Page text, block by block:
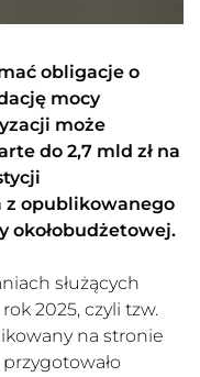
obligacje o
mocy
może
do 2,7 mld zł na
z opublikowanego
okołobudżetowej.
służących
2025, czyli tzw.
na stronie